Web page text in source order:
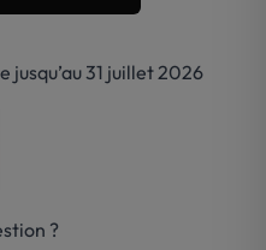
31 juillet 2026
?